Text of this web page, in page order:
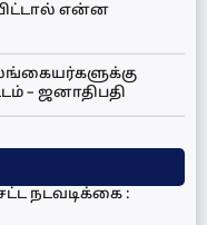
என்ன
– ஜனாதிபதி
நடவடிக்கை :